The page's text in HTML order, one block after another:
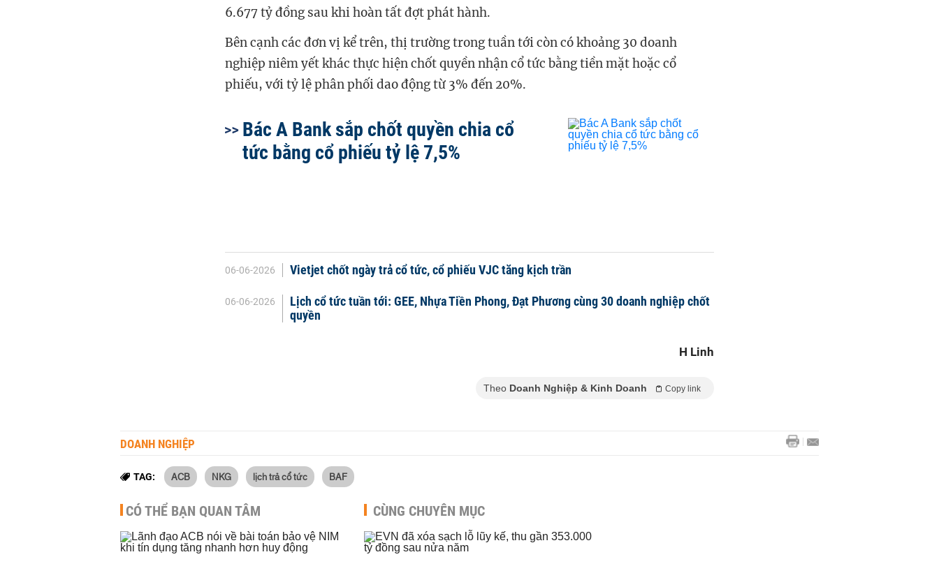
6.677 tỷ đồng sau khi hoàn tất đợt phát hành.
Bên cạnh các đơn vị kể trên, thị trường trong tuần tới còn có khoảng 30 doanh
nghiệp niêm yết khác thực hiện chốt quyền nhận cổ tức bằng tiền mặt hoặc cổ
phiếu, với tỷ lệ phân phối dao động từ 3% đến 20%.
Bác A Bank sắp chốt quyền chia cổ
tức bằng cổ phiếu tỷ lệ 7,5%
06-06-2026 Vietjet chốt ngày trả cổ tức, cổ phiếu VJC tăng kịch trần
06-06-2026
Lịch cổ tức tuần tới: GEE, Nhựa Tiền Phong, Đạt Phương cùng 30 doanh nghiệp chốt
quyền
H Linh
Theo Doanh Nghiệp & Kinh Doanh Copy link
DOANH NGHIỆP
TAG: ACB NKG lịch trả cổ tức BAF
CÓ THỂ BẠN QUAN TÂM CÙNG CHUYÊN MỤC